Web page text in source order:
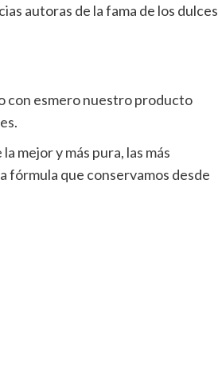
autoras de la fama de los dulces
con esmero nuestro producto
mejor y más pura, las más
fórmula que conservamos desde